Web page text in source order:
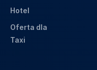
Hotel
Oferta dla
Taxi